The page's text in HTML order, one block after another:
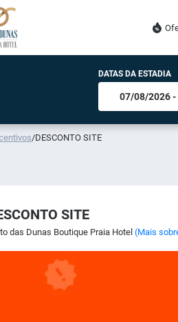
DATAS DA ESTADIA
/DESCONTO SITE
SITE
das Dunas Boutique Praia Hotel (Mais